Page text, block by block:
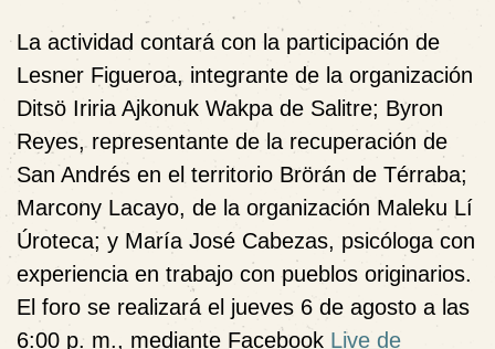
La actividad contará con la participación de
Lesner Figueroa, integrante de la organización
Ditsö Iriria Ajkonuk Wakpa de Salitre; Byron
Reyes, representante de la recuperación de
San Andrés en el territorio Brörán de Térraba;
Marcony Lacayo, de la organización Maleku Lí
Úroteca; y María José Cabezas, psicóloga con
experiencia en trabajo con pueblos originarios.
El foro se realizará el jueves 6 de agosto a las
6:00 p. m., mediante Facebook Live de